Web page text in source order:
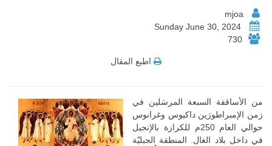
730
اطبع المقال
من الأساقفة السبعة المرسَلين في
زمن الإمبراطورَين داكيوس وغرانوس
حوالي العام 250م للكرازة بالإنجيل
في داخل بلاد الغال. المنطقة الجبليّة